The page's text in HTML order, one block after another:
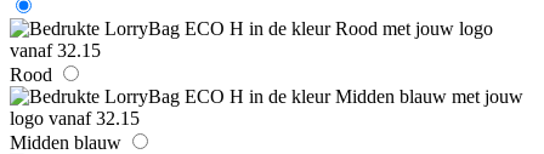
Rood
Midden blauw